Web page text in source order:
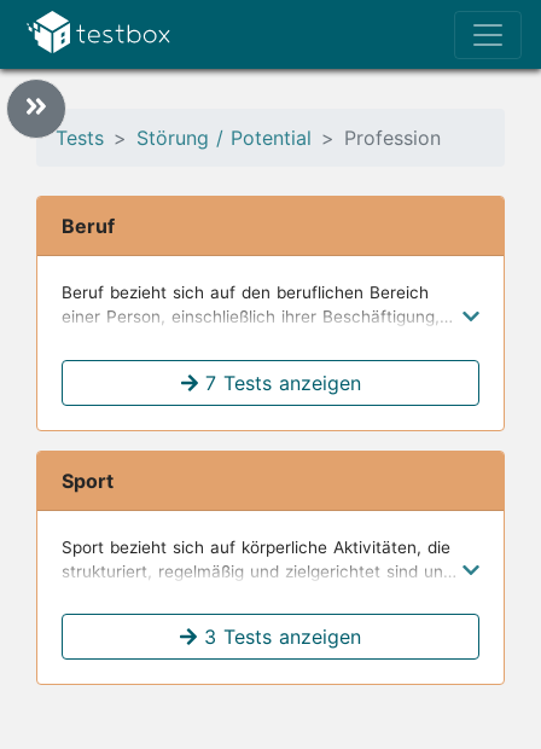
Tests Störung / Potential Profession
Beruf
Beruf bezieht sich auf den beruflichen Bereich
einer Person, einschließlich ihrer Beschäftigung,
7 Tests anzeigen
Sport
Sport bezieht sich auf körperliche Aktivitäten, die
strukturiert, regelmäßig und zielgerichtet sind und
und Leistungsfähigkeit zu verbessern.
3 Tests anzeigen